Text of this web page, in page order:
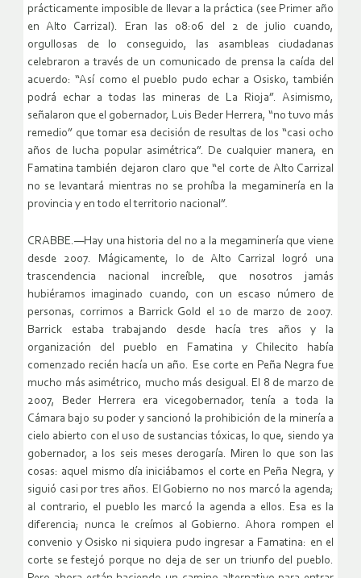
prácticamente imposible de llevar a la práctica (see Primer año
en Alto Carrizal). Eran las 08:06 del 2 de julio cuando,
orgullosas de lo conseguido, las asambleas ciudadanas
celebraron a través de un comunicado de prensa la caída del
acuerdo: “Así como el pueblo pudo echar a Osisko, también
podrá echar a todas las mineras de La Rioja”. Asimismo,
señalaron que el gobernador, Luis Beder Herrera, “no tuvo más
remedio” que tomar esa decisión de resultas de los “casi ocho
años de lucha popular asimétrica”. De cualquier manera, en
Famatina también dejaron claro que “el corte de Alto Carrizal
no se levantará mientras no se prohíba la megaminería en la
provincia y en todo el territorio nacional”.
CRABBE.—Hay una historia del no a la megaminería que viene
desde 2007. Mágicamente, lo de Alto Carrizal logró una
trascendencia nacional increíble, que nosotros jamás
hubiéramos imaginado cuando, con un escaso número de
personas, corrimos a Barrick Gold el 10 de marzo de 2007.
Barrick estaba trabajando desde hacía tres años y la
organización del pueblo en Famatina y Chilecito había
comenzado recién hacía un año. Ese corte en Peña Negra fue
mucho más asimétrico, mucho más desigual. El 8 de marzo de
2007, Beder Herrera era vicegobernador, tenía a toda la
Cámara bajo su poder y sancionó la prohibición de la minería a
cielo abierto con el uso de sustancias tóxicas, lo que, siendo ya
gobernador, a los seis meses derogaría. Miren lo que son las
cosas: aquel mismo día iniciábamos el corte en Peña Negra, y
siguió casi por tres años. El Gobierno no nos marcó la agenda;
al contrario, el pueblo les marcó la agenda a ellos. Esa es la
diferencia; nunca le creímos al Gobierno. Ahora rompen el
convenio y Osisko ni siquiera pudo ingresar a Famatina: en el
corte se festejó porque no deja de ser un triunfo del pueblo.